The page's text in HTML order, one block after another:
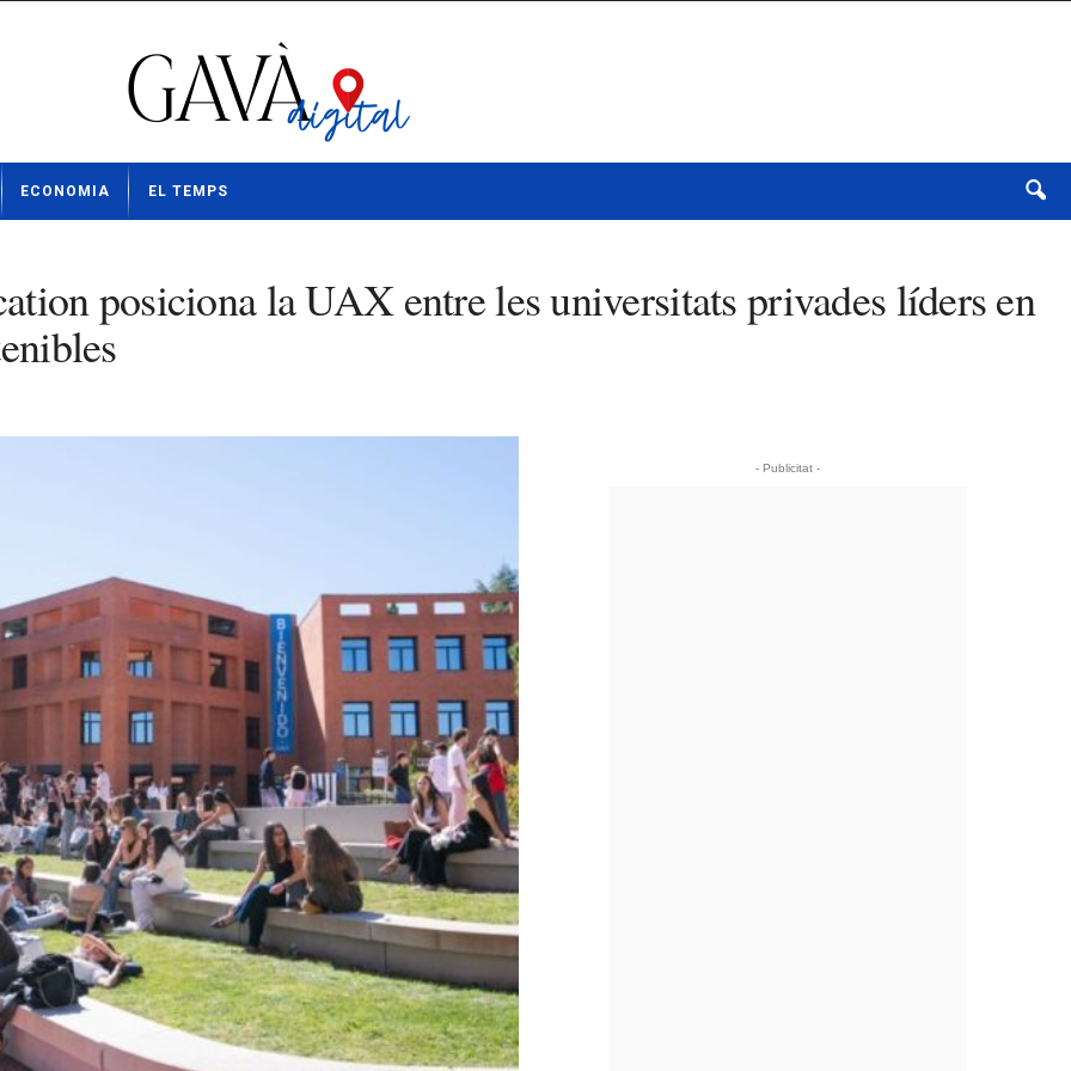
ECONOMIA EL TEMPS
posiciona la UAX entre les universitats privades líders en
- Publicitat -